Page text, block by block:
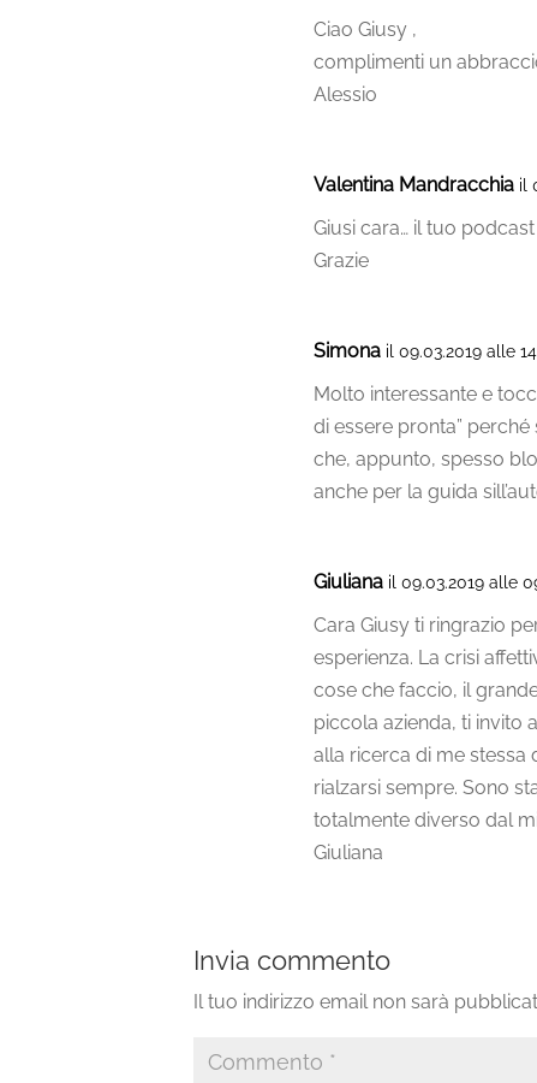
Ciao Giusy ,
complimenti un
Alessio
Valentina Mandracchia il
Giusi cara… il tuo
Grazie
Simona il 09.03.2019 alle
Molto interessante e
di essere pronta”
che, appunto, spesso
anche per la guida
Giuliana il 09.03.2019 alle
Cara Giusy ti ringrazio
esperienza. La crisi
cose che faccio, il
piccola azienda, ti invito
alla ricerca di me
rialzarsi sempre. Sono
totalmente diverso dal
Giuliana
Invia commento
Il tuo indirizzo email non sarà